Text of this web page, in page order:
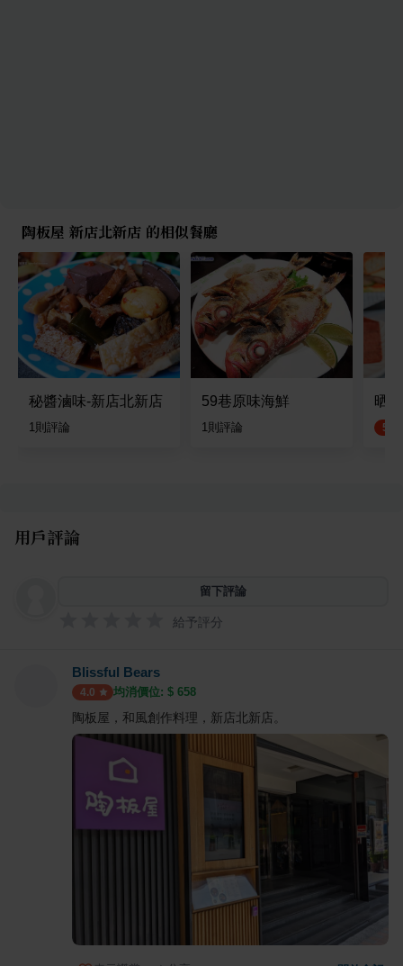
陶板屋 新店北新店 的相似餐廳
秘醬滷味-新店北新店
1則評論
59巷原味海鮮
1則評論
晒
5.0
用戶評論
留下評論
給予評分
Blissful Bears
4.0 均消價位: $ 658
陶板屋，和風創作料理，新店北新店。